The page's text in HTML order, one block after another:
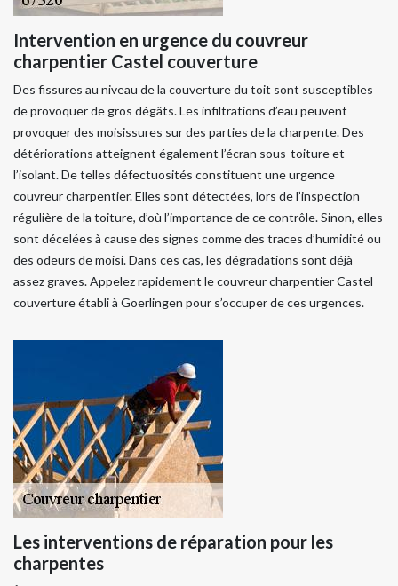
Intervention en urgence du couvreur
charpentier Castel couverture
Des fissures au niveau de la couverture du toit sont susceptibles
de provoquer de gros dégâts. Les infiltrations d’eau peuvent
provoquer des moisissures sur des parties de la charpente. Des
détériorations atteignent également l’écran sous-toiture et
l’isolant. De telles défectuosités constituent une urgence
couvreur charpentier. Elles sont détectées, lors de l’inspection
régulière de la toiture, d’où l’importance de ce contrôle. Sinon, elles
sont décelées à cause des signes comme des traces d’humidité ou
des odeurs de moisi. Dans ces cas, les dégradations sont déjà
assez graves. Appelez rapidement le couvreur charpentier Castel
couverture établi à Goerlingen pour s’occuper de ces urgences.
Les interventions de réparation pour les
charpentes